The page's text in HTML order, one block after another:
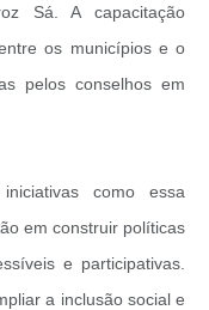
Sá. A capacitação
os municípios e o
pelos conselhos em
como essa
em construir políticas
e participativas.
a inclusão social e